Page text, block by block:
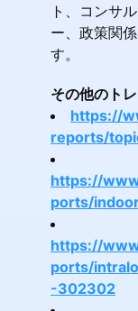
ト、コンサ
ー、政策関
す。
その他のト
https://
reports/
https://
ports/
https://
ports/
-302302